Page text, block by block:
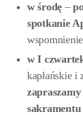
w środę –
spotkanie
w I
kapłańskie i